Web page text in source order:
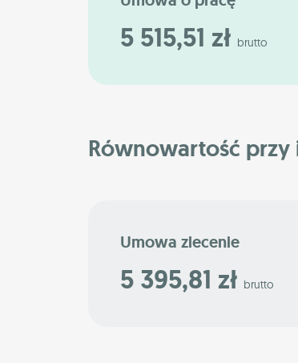
5 515,51 zł brutto
Równowartość
Umowa zlecenie
5 395,81 zł brutto